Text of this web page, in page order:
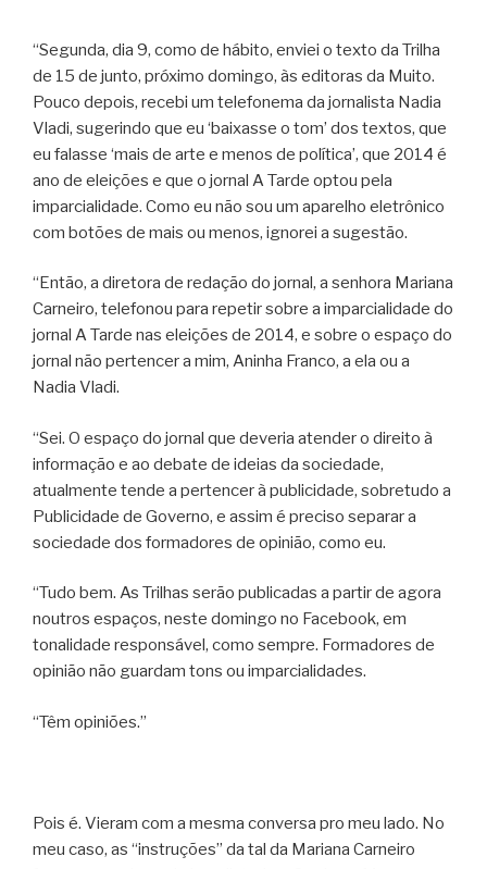
“Segunda, dia 9, como de hábito, enviei o texto da Trilha
de 15 de junto, próximo domingo, às editoras da Muito.
Pouco depois, recebi um telefonema da jornalista Nadia
Vladi, sugerindo que eu ‘baixasse o tom’ dos textos, que
eu falasse ‘mais de arte e menos de política’, que 2014 é
ano de eleições e que o jornal A Tarde optou pela
imparcialidade. Como eu não sou um aparelho eletrônico
com botões de mais ou menos, ignorei a sugestão.
“Então, a diretora de redação do jornal, a senhora Mariana
Carneiro, telefonou para repetir sobre a imparcialidade do
jornal A Tarde nas eleições de 2014, e sobre o espaço do
jornal não pertencer a mim, Aninha Franco, a ela ou a
Nadia Vladi.
“Sei. O espaço do jornal que deveria atender o direito à
informação e ao debate de ideias da sociedade,
atualmente tende a pertencer à publicidade, sobretudo a
Publicidade de Governo, e assim é preciso separar a
sociedade dos formadores de opinião, como eu.
“Tudo bem. As Trilhas serão publicadas a partir de agora
noutros espaços, neste domingo no Facebook, em
tonalidade responsável, como sempre. Formadores de
opinião não guardam tons ou imparcialidades.
“Têm opiniões.”
Pois é. Vieram com a mesma conversa pro meu lado. No
meu caso, as “instruções” da tal da Mariana Carneiro